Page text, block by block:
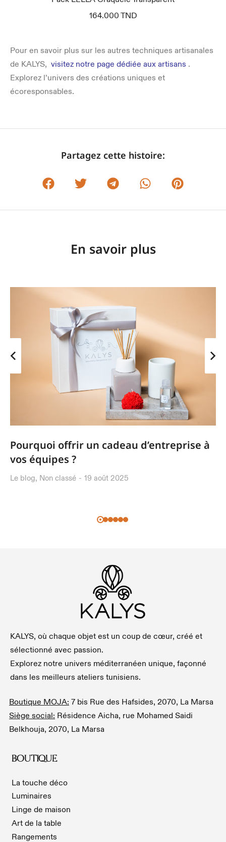
164.000 TND
Pour en savoir plus sur les autres techniques artisanales
de KALYS, visitez notre page dédiée aux artisans .
Explorez l’univers des créations uniques et
écoresponsables.
Partagez cette histoire:
En savoir plus
Pourquoi offrir un cadeau d’entreprise à
vos équipes ?
Le blog, Non classé 19 août 2025
KALYS, où chaque objet est un coup de cœur, créé et
sélectionné avec passion.
Explorez notre univers méditerranéen unique, façonné
dans les meilleurs ateliers tunisiens.
Boutique MOJA: 7 bis Rue des Hafsides, 2070, La Marsa
Siège social: Résidence Aicha, rue Mohamed Saidi
Belkhouja, 2070, La Marsa
BOUTIQUE
La touche déco
Luminaires
Linge de maison
Art de la table
Rangements